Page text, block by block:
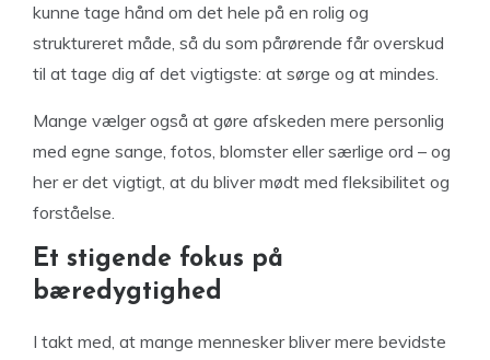
kunne tage hånd om det hele på en rolig og
struktureret måde, så du som pårørende får overskud
til at tage dig af det vigtigste: at sørge og at mindes.
Mange vælger også at gøre afskeden mere personlig
med egne sange, fotos, blomster eller særlige ord – og
her er det vigtigt, at du bliver mødt med fleksibilitet og
forståelse.
Et stigende fokus på
bæredygtighed
I takt med, at mange mennesker bliver mere bevidste